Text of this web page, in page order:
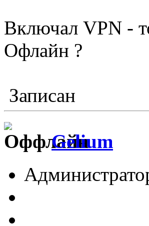
Включал VPN -
Офлайн ?
Записан
Gelium